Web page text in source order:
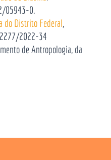
05943-0.
do Distrito Federal,
2022-34
de Antropologia, da